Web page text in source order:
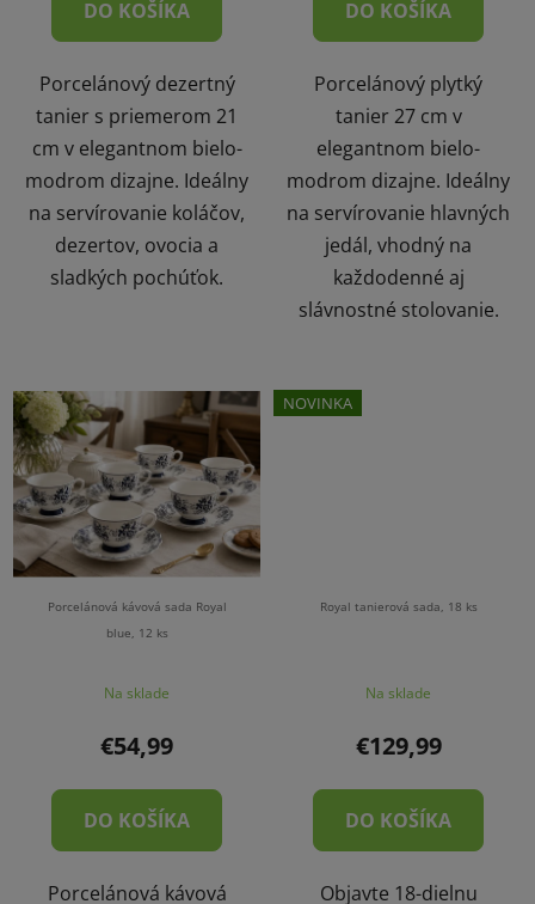
DO KOŠÍKA
Porcelánový dezertný
tanier s priemerom 21
cm v elegantnom bielo-
modrom dizajne. Ideálny
na servírovanie koláčov,
dezertov, ovocia a
sladkých pochúťok.
DO KOŠÍKA
Porcelánový plytký
tanier 27 cm v
elegantnom bielo-
modrom dizajne. Ideálny
na servírovanie hlavných
jedál, vhodný na
každodenné aj
slávnostné stolovanie.
Porcelánová kávová sada Royal
blue, 12 ks
Na sklade
€54,99
DO KOŠÍKA
Porcelánová kávová
NOVINKA
Royal tanierová sada, 18 ks
Na sklade
€129,99
DO KOŠÍKA
Objavte 18-dielnu